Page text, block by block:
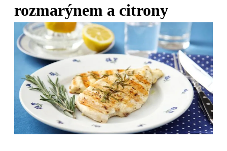
rozmarýnem a citrony